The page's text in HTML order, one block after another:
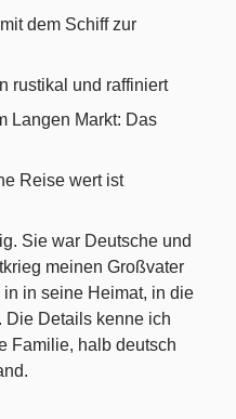
dem Schiff zur
rustikal und raffiniert
Langen Markt: Das
Reise wert ist
Sie war Deutsche und
meinen Großvater
in seine Heimat, in die
Die Details kenne ich
Familie, halb deutsch